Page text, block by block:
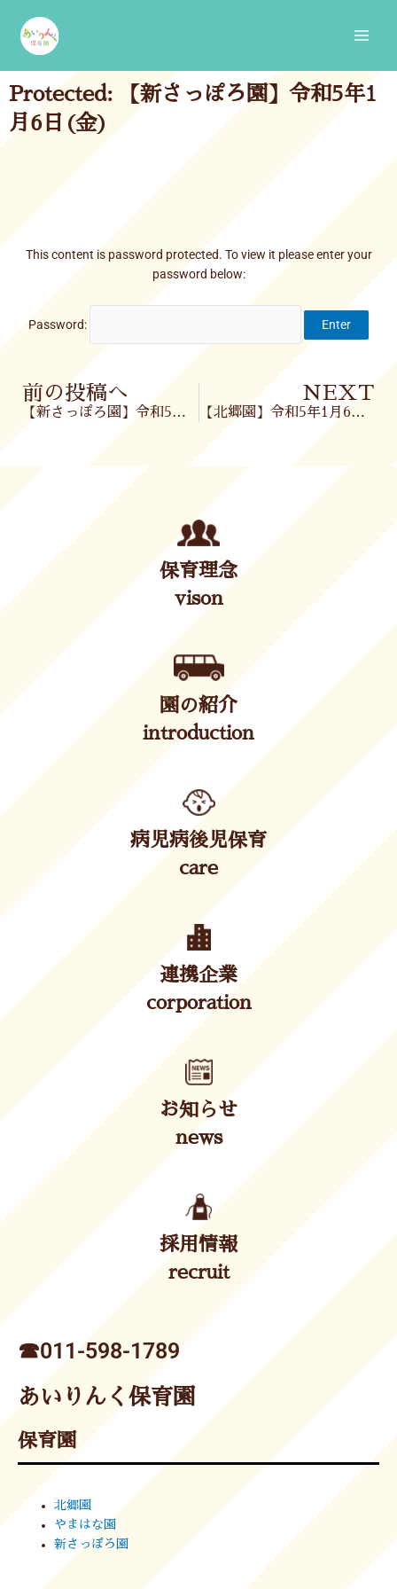
content
Protected: 【新さっぽろ園】令和5年1
月6日(金)
This content is password protected. To view it please enter your
password below:
Password:
Prev
前の投稿へ
【新さっぽろ園】令和5年1月5日(木)
NEXT
【北郷園】令和5年1月6日(金)
保育理念
vison
園の紹介
introduction
病児病後児保育
care
連携企業
corporation
お知らせ
news
採用情報
recruit
☎︎011-598-1789
あいりんく保育園
保育園
北郷園
やまはな園
新さっぽろ園